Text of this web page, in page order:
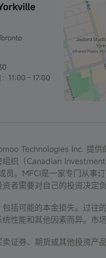
11:00 - 17:00
Technologies Inc. 提
组织（Canadian
员。MFCI是一家专门从事
者需要对自己的投资决定负
括可能的本金损失。过往
性能和其他因素而异。市
证券、期货或其他投资产